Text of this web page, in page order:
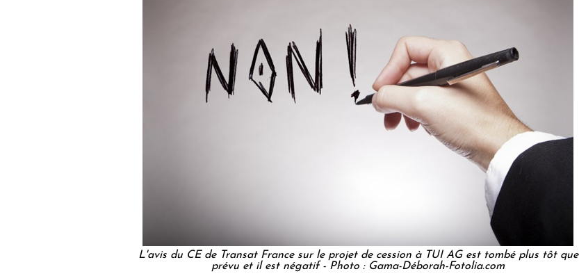
L'avis du CE de Transat France sur le projet de cession à TUI AG est tombé plus tôt que
prévu et il est négatif - Photo : Gama-Déborah-Fotolia.com